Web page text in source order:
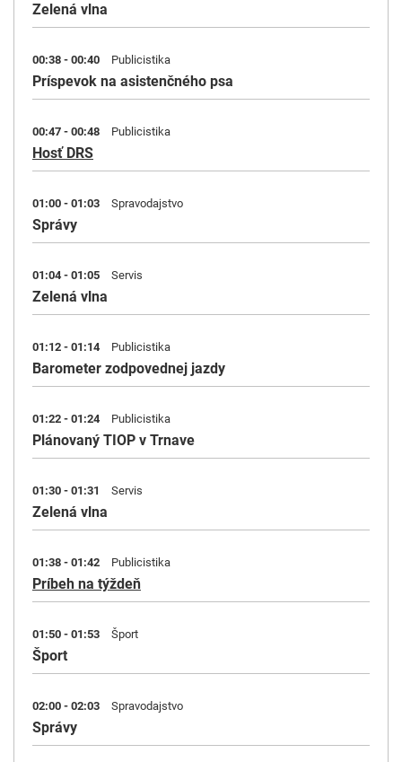
Zelená vlna
00:38 - 00:40 Publicistika
Príspevok na asistenčného psa
00:47 - 00:48 Publicistika
Hosť DRS
01:00 - 01:03 Spravodajstvo
Správy
01:04 - 01:05 Servis
Zelená vlna
01:12 - 01:14 Publicistika
Barometer zodpovednej jazdy
01:22 - 01:24 Publicistika
Plánovaný TIOP v Trnave
01:30 - 01:31 Servis
Zelená vlna
01:38 - 01:42 Publicistika
Príbeh na týždeň
01:50 - 01:53 Šport
Šport
02:00 - 02:03 Spravodajstvo
Správy